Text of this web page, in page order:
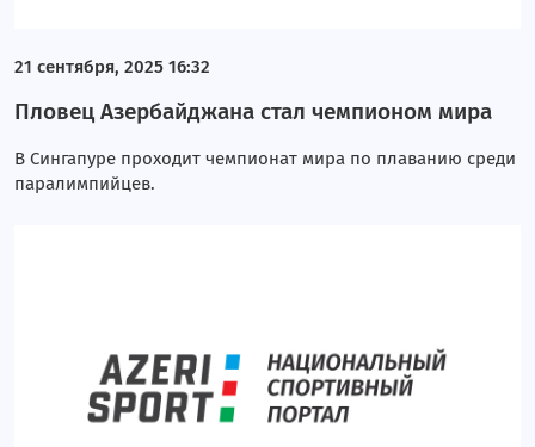
21 сентября, 2025 16:32
Пловец Азербайджана стал чемпионом мира
В Сингапуре проходит чемпионат мира по плаванию среди
паралимпийцев.